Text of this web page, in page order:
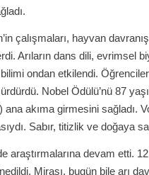
çalışmaları, hayvan
Arıların dans dili, evrimsel
ondan etkilendi.
Nobel Ödülü’nü 87
ana akıma girmesini sağladı.
Sabır, titizlik ve doğaya
araştırmalarına devam etti.
Mirası, bugün bile arı